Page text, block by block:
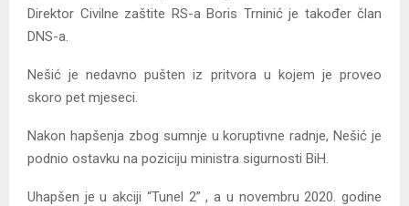
Direktor Civilne zaštite RS-a Boris Trninić je također član
DNS-a.
Nešić je nedavno pušten iz pritvora u kojem je proveo
skoro pet mjeseci.
Nakon hapšenja zbog sumnje u koruptivne radnje, Nešić je
podnio ostavku na poziciju ministra sigurnosti BiH.
Uhapšen je u akciji “Tunel 2” , a u novembru 2020. godine